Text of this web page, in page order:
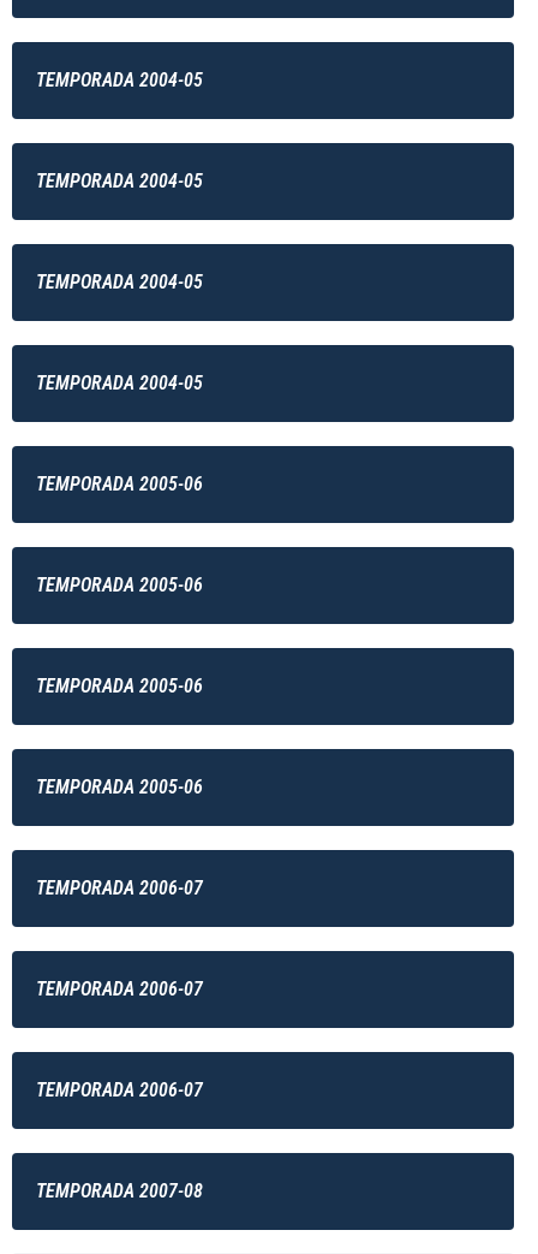
TEMPORADA 2004-05
TEMPORADA 2004-05
TEMPORADA 2004-05
TEMPORADA 2004-05
TEMPORADA 2005-06
TEMPORADA 2005-06
TEMPORADA 2005-06
TEMPORADA 2005-06
TEMPORADA 2006-07
TEMPORADA 2006-07
TEMPORADA 2006-07
TEMPORADA 2007-08